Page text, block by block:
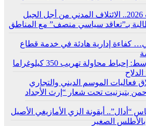
تمهيدًا لتشريعيات 2026.. الائتلاف المدني من أجل الجبل
بـ”تعاقد سياسي منصف” مع المناطق
كفاءة إدارية هادئة في خدمة قطاع
ميناء طنجة المتوسط: إحباط محاولة تهريب 350 كيلوغراما
فعاليات الموسم الديني والتجاري
بتيزنيت تحت شعار “إرث الأجداد
“أدال”.. أيقونة الزي الأمازيغي الأصيل
الصغير